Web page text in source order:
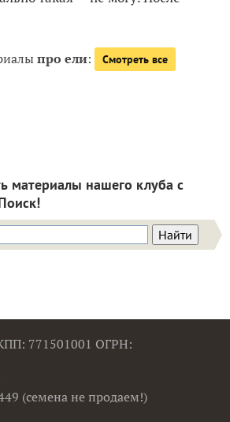
про ели: Смотреть все
материалы нашего клуба с
771501001 ОГРН:
(семена не продаем!)